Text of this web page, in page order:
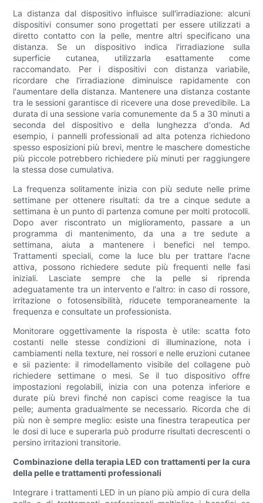
La distanza dal dispositivo influisce sull'irradiazione: alcuni
dispositivi consumer sono progettati per essere utilizzati a
diretto contatto con la pelle, mentre altri specificano una
distanza. Se un dispositivo indica l'irradiazione sulla
superficie cutanea, utilizzarla esattamente come
raccomandato. Per i dispositivi con distanza variabile,
ricordare che l'irradiazione diminuisce rapidamente con
l'aumentare della distanza. Mantenere una distanza costante
tra le sessioni garantisce di ricevere una dose prevedibile. La
durata di una sessione varia comunemente da 5 a 30 minuti a
seconda del dispositivo e della lunghezza d'onda. Ad
esempio, i pannelli professionali ad alta potenza richiedono
spesso esposizioni più brevi, mentre le maschere domestiche
più piccole potrebbero richiedere più minuti per raggiungere
la stessa dose cumulativa.
La frequenza solitamente inizia con più sedute nelle prime
settimane per ottenere risultati: da tre a cinque sedute a
settimana è un punto di partenza comune per molti protocolli.
Dopo aver riscontrato un miglioramento, passare a un
programma di mantenimento, da una a tre sedute a
settimana, aiuta a mantenere i benefici nel tempo.
Trattamenti speciali, come la luce blu per trattare l'acne
attiva, possono richiedere sedute più frequenti nelle fasi
iniziali. Lasciate sempre che la pelle si riprenda
adeguatamente tra un intervento e l'altro: in caso di rossore,
irritazione o fotosensibilità, riducete temporaneamente la
frequenza e consultate un professionista.
Monitorare oggettivamente la risposta è utile: scatta foto
costanti nelle stesse condizioni di illuminazione, nota i
cambiamenti nella texture, nei rossori e nelle eruzioni cutanee
e sii paziente: il rimodellamento visibile del collagene può
richiedere settimane o mesi. Se il tuo dispositivo offre
impostazioni regolabili, inizia con una potenza inferiore e
durate più brevi finché non capisci come reagisce la tua
pelle; aumenta gradualmente se necessario. Ricorda che di
più non è sempre meglio: esiste una finestra terapeutica per
le dosi di luce e superarla può produrre risultati decrescenti o
persino irritazioni transitorie.
Combinazione della terapia LED con trattamenti per la cura
della pelle e trattamenti professionali
Integrare i trattamenti LED in un piano più ampio di cura della